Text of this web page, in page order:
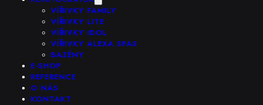
VÍŘIVKY FAMILY
VÍŘIVKY LITE
VÍŘIVKY IDOL
VÍŘIVKY ALEXA SPAS
BAZÉNY
E-SHOP
REFERENCE
O NÁS
KONTAKT